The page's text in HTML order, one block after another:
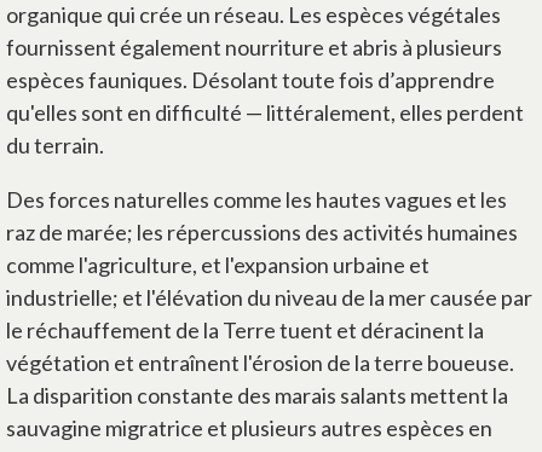
organique qui crée un réseau. Les espèces végétales
fournissent également nourriture et abris à plusieurs
espèces fauniques. Désolant toute fois d’apprendre
qu'elles sont en difficulté — littéralement, elles perdent
du terrain.
Des forces naturelles comme les hautes vagues et les
raz de marée; les répercussions des activités humaines
comme l'agriculture, et l'expansion urbaine et
industrielle; et l'élévation du niveau de la mer causée par
le réchauffement de la Terre tuent et déracinent la
végétation et entraînent l'érosion de la terre boueuse.
La disparition constante des marais salants mettent la
sauvagine migratrice et plusieurs autres espèces en